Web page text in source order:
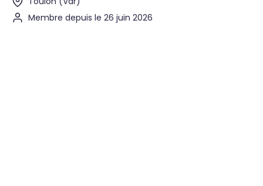
Membre depuis le 26 juin 2026